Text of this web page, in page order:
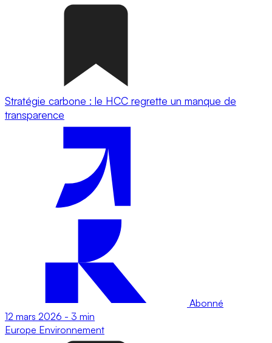
Stratégie carbone : le HCC regrette un manque de
transparence
Abonné
12 mars 2026 - 3 min
Europe Environnement